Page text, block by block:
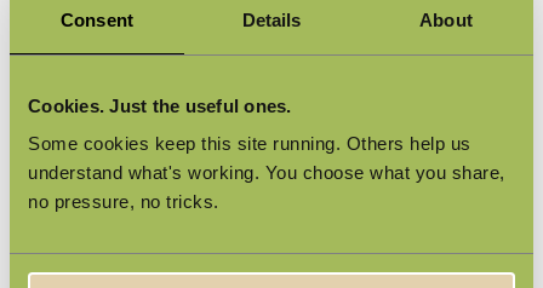
Consent Details About
Cookies. Just the useful ones.
Some cookies keep this site running. Others help us
understand what's working. You choose what you share,
no pressure, no tricks.